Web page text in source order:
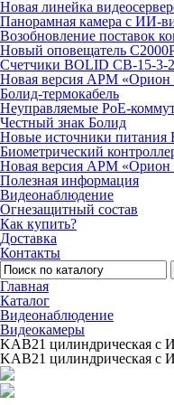
Новая линейка
Панорамная камера с ИИ-
Возобновление поставок
Новый оповещатель
Счетчики BOLID СВ-15-3-
Новая версия АРМ «Орион
Болид-термокабель
Неуправляемые PoE-
Честный знак Болид
Новые источники питания
Биометрический
Новая версия АРМ «Орион
Полезная информация
Видеонаблюдение
Огнезащитный состав
Как купить?
Доставка
Контакты
Главная
Каталог
Видеонаблюдение
Видеокамеры
KAB21 цилиндрическая с
KAB21 цилиндрическая с